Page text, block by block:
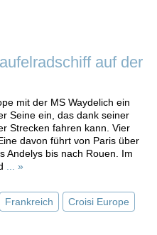
auf der
mit der MS Waydelich ein
Seine ein, das dank seiner
Strecken fahren kann. Vier
davon führt von Paris über
Andelys bis nach Rouen. Im
... »
Frankreich Croisi Europe